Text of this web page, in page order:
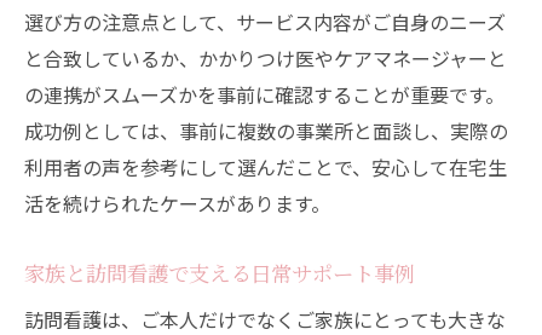
ト
必要な支援を見極める訪問看護の選び方
訪問看護サービス選択時の比較ポイント
要介護度別に考える訪問看護の利用基準
訪問看護で受けられる支援内容の詳細解説
グ
訪問看護ステーションとの連携で得られる
選び方の注意点として、サービス内容がご自身のニーズ
と合致しているか、かかりつけ医やケアマネージャーと
の連携がスムーズかを事前に確認することが重要です。
成功例としては、事前に複数の事業所と面談し、実際の
利用者の声を参考にして選んだことで、安心して在宅生
活を続けられたケースがあります。
家族と訪問看護で支える日常サポート事例
訪問看護は、ご本人だけでなくご家族にとっても大きな